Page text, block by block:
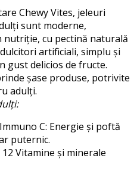
Chewy Vites, jeleuri
sunt moderne,
cu pectină naturală
artificiali, simplu și
gust delicios de fructe.
șase produse, potrivite
adulți.
C: Energie și poftă
puternic.
Vitamine și minerale
adulți.